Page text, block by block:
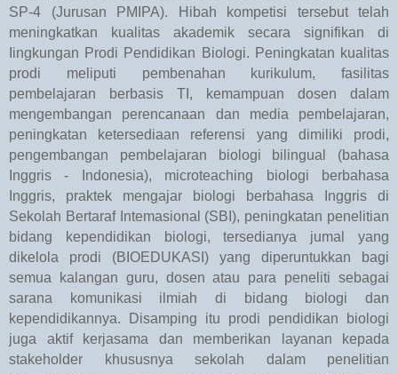
SP-4 (Jurusan PMIPA). Hibah kompetisi tersebut telah
meningkatkan kualitas akademik secara signifikan di
Iingkungan Prodi Pendidikan Biologi. Peningkatan kualitas
prodi meliputi pembenahan kurikulum, fasilitas
pembelajaran berbasis TI, kemampuan dosen dalam
mengembangan perencanaan dan media pembelajaran,
peningkatan ketersediaan referensi yang dimiliki prodi,
pengembangan pembelajaran biologi bilingual (bahasa
Inggris - Indonesia), microteaching biologi berbahasa
Inggris, praktek mengajar biologi berbahasa Inggris di
Sekolah Bertaraf Intemasional (SBI), peningkatan penelitian
bidang kependidikan biologi, tersedianya jumal yang
dikelola prodi (BIOEDUKASI) yang diperuntukkan bagi
semua kalangan guru, dosen atau para peneliti sebagai
sarana komunikasi ilmiah di bidang biologi dan
kependidikannya. Disamping itu prodi pendidikan biologi
juga aktif kerjasama dan memberikan layanan kepada
stakeholder khususnya sekolah dalam penelitian